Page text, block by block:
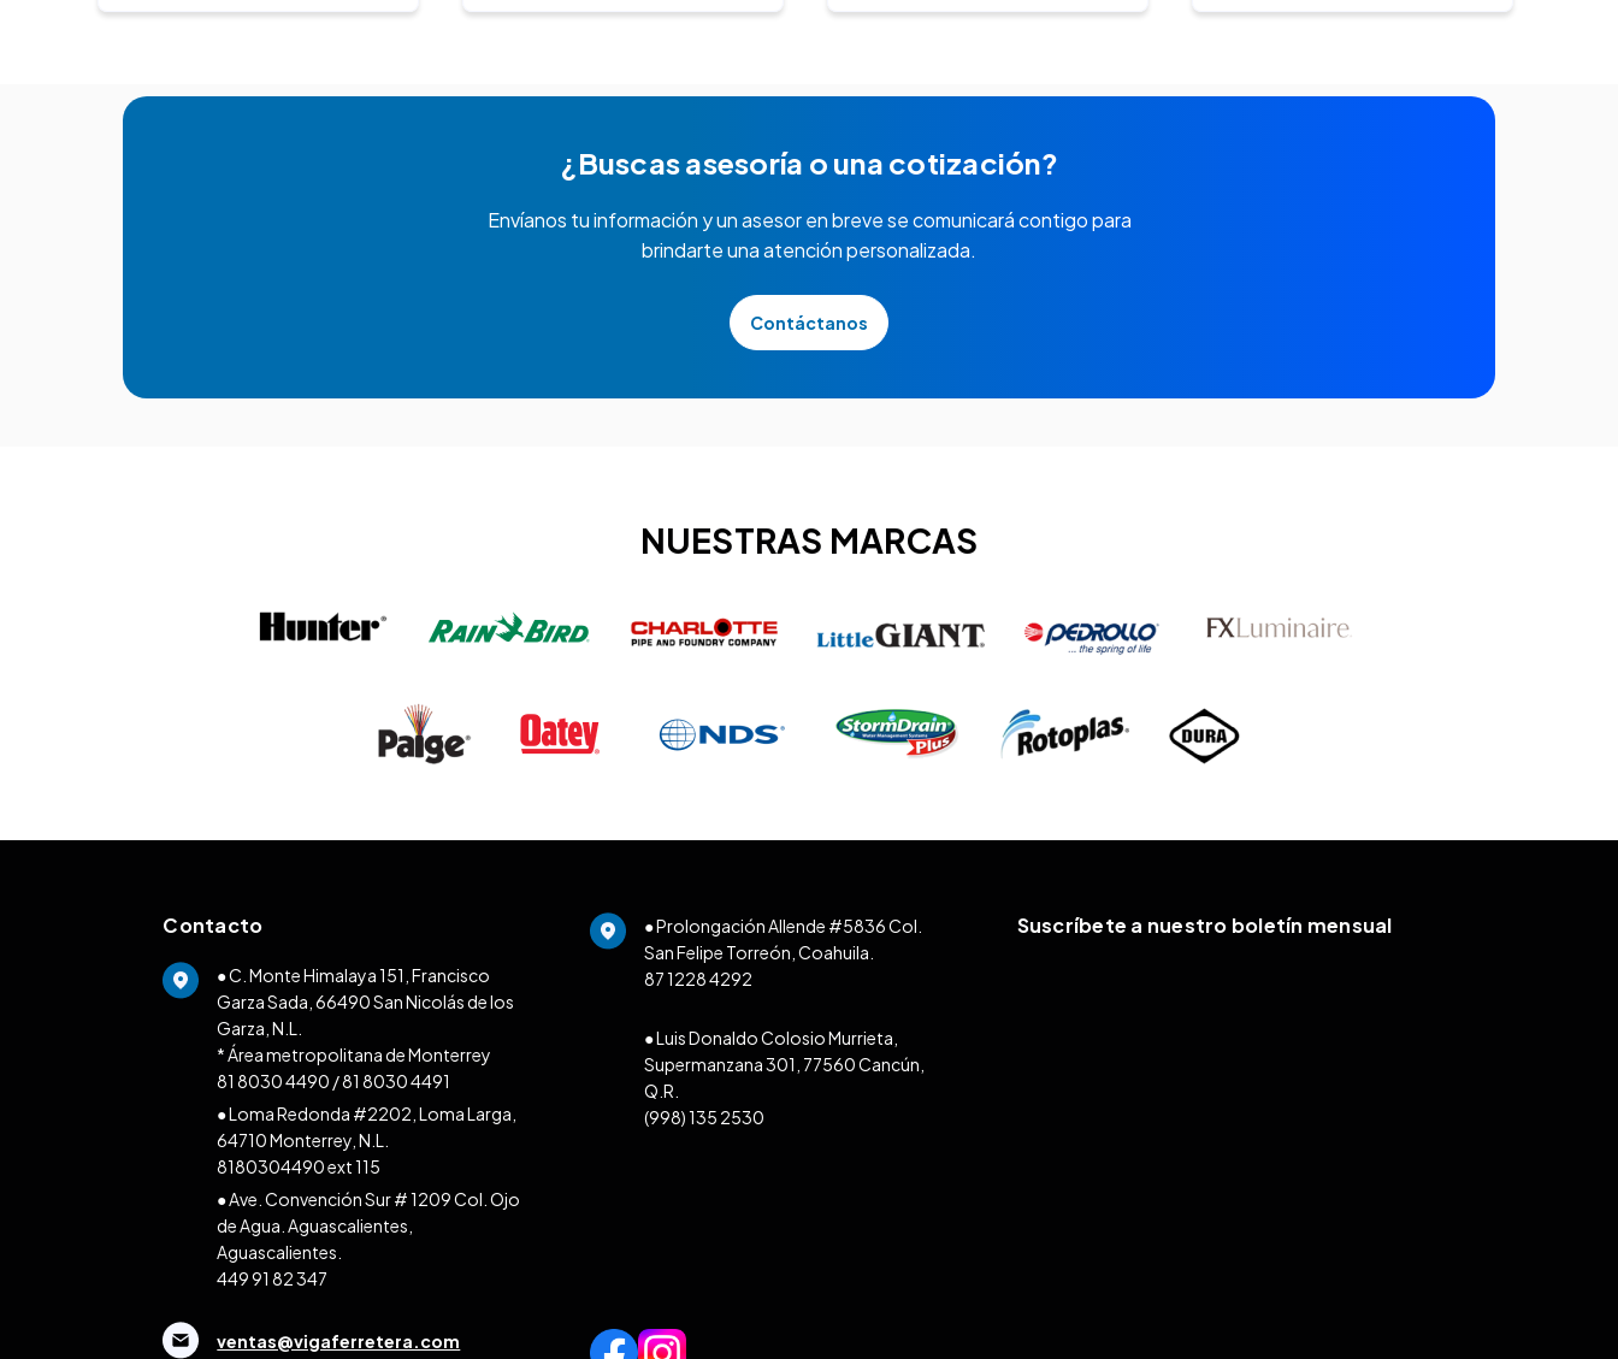
¿Buscas asesoría o una cotización?
Envíanos tu información y un asesor en breve se comunicará contigo para
brindarte una atención personalizada.
Contáctanos
NUESTRAS MARCAS
Contacto
● C. Monte Himalaya 151, Francisco
Garza Sada, 66490 San Nicolás de los
Garza, N.L.
* Área metropolitana de Monterrey
81 8030 4490 /81 8030 4491
● Loma Redonda #2202, Loma Larga,
64710 Monterrey, N.L.
8180304490 ext 115
● Ave. Convención Sur # 1209 Col. Ojo
de Agua. Aguascalientes,
Aguascalientes.
449 91 82 347
ventas@vigaferretera.com
● Prolongación Allende #5836 Col.
San Felipe Torreón, Coahuila.
87 1228 4292
● Luis Donaldo Colosio Murrieta,
Supermanzana 301, 77560 Cancún,
Q.R.
(998) 135 2530
Suscríbete a nuestro boletín mensual